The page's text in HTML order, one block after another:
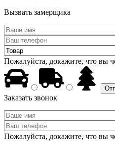
Вызвать замерщика
Пожалуйста, докажите, что вы
Заказать звонок
Пожалуйста, докажите, что вы